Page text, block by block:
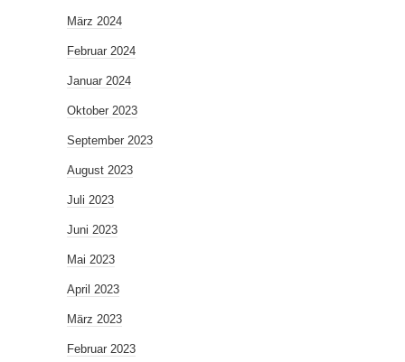
März 2024
Februar 2024
Januar 2024
Oktober 2023
September 2023
August 2023
Juli 2023
Juni 2023
Mai 2023
April 2023
März 2023
Februar 2023